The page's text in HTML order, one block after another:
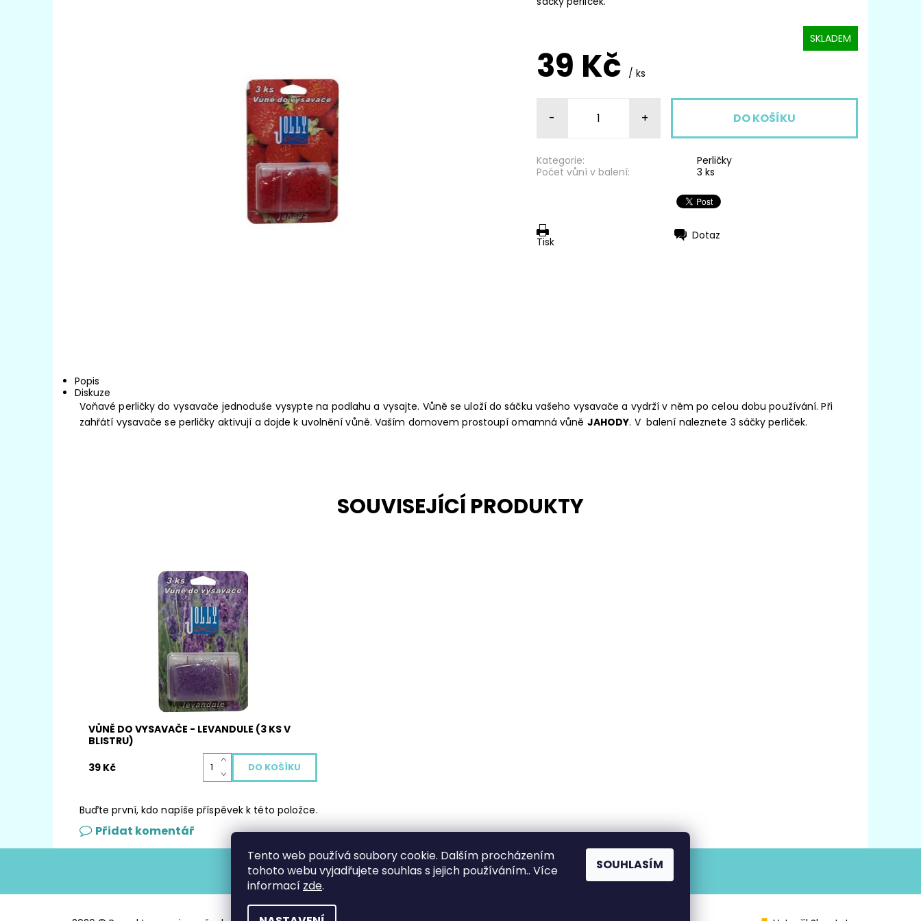
SKLADEM
39 Kč/ ks
- +
Kategorie:
Perličky
Počet vůní v balení:
3 ks
Tisk
Dotaz
Popis
Diskuze
Voňavé perličky do vysavače jednoduše vysypte na podlahu a vysajte. Vůně se uloží do sáčku vašeho vysavače a vydrží v něm po celou dobu používání. Při
zahřátí vysavače se perličky aktivují a dojde k uvolnění vůně. Vaším domovem prostoupí omamná vůně JAHODY. V balení naleznete 3 sáčky perliček.
SOUVISEJÍCÍ PRODUKTY
Voňavé perličky do vysavače s vůní LEVANDULE.
Balení obsahuje 3 sáčky perliček.
Skladem
3044
VŮNĚ DO VYSAVAČE - LEVANDULE (3 KS V
BLISTRU)
39 Kč
Buďte první, kdo napíše příspěvek k této položce.
Přidat komentář
Shoptet.cz | Můjprvníeshop.cz
Tento web používá soubory cookie. Dalším procházením
tohoto webu vyjadřujete souhlas s jejich používáním.. Více
informací zde.
SOUHLASÍM